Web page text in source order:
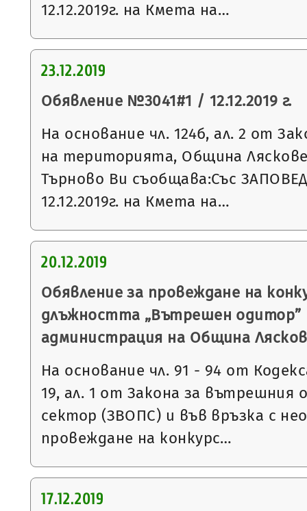
12.12.2019г. на Кмета на…
23.12.2019
Обявление №3041#1 / 12.12.2019 г.
На основание чл. 124б, ал. 2 от
на територията, Община
Търново Ви съобщава:Със
12.12.2019г. на Кмета на…
20.12.2019
Обявление за провеждане на
длъжността „Вътрешен одитор”
администрация на Община
На основание чл. 91 - 94 от
19, ал. 1 от Закона за вътрешния
сектор (ЗВОПС) и във връзка с
провеждане на конкурс…
17.12.2019